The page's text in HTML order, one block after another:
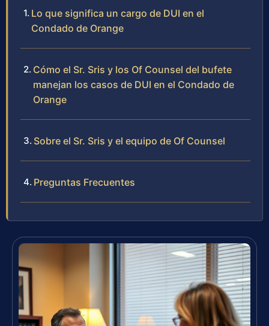
Lo que significa un cargo de DUI en el
Condado de Orange
Cómo el Sr. Sris y los Of Counsel del bufete
manejan los casos de DUI en el Condado de
Orange
Sobre el Sr. Sris y el equipo de Of Counsel
Preguntas Frecuentes